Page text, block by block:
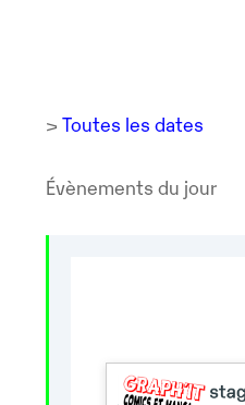
> Toutes les dates
Évènements du jour